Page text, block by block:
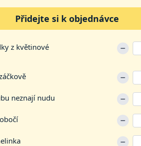
Přidejte si k objednávce
z květinové
neznají nudu